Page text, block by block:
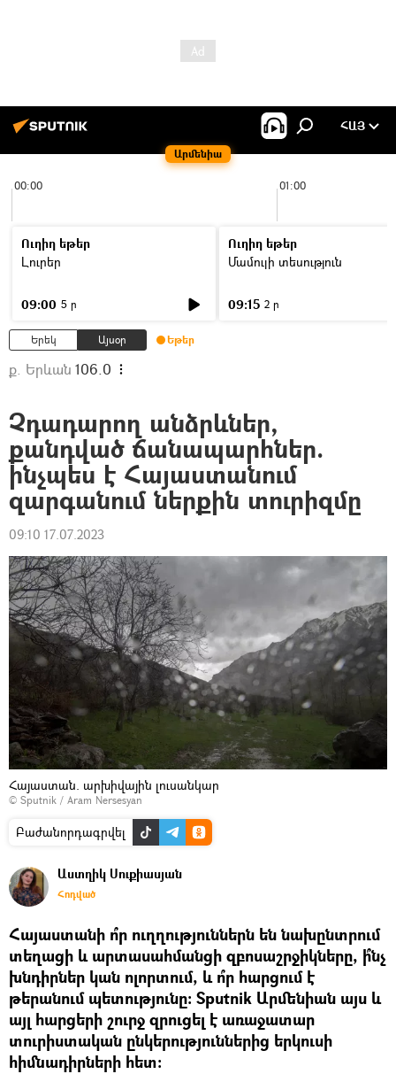
Արմենիա
ՀԱՅ
00:00 01:00
Ուղիղ եթեր
Լուրեր
09:00 5 ր
Ուղիղ եթեր
Մամուլի տեսություն
09:15 2 ր
Երեկ Այսօր Եթեր
ք. Երևան 106.0
Չդադարող անձրևներ,
քանդված ճանապարհներ.
ինչպես է Հայաստանում
զարգանում ներքին տուրիզմը
09:10 17.07.2023
Հայաստան. արխիվային լուսանկար
© Sputnik / Aram Nersesyan
Բաժանորդագրվել
Աստղիկ Սուքիասյան
Հոդված
Հայաստանի ո՞ր ուղղություններն են նախընտրում
տեղացի և արտասահմանցի զբոսաշրջիկները, ի՞նչ
խնդիրներ կան ոլորտում, և ո՞ր հարցում է
թերանում պետությունը։ Sputnik Արմենիան այս և
այլ հարցերի շուրջ զրուցել է առաջատար
տուրիստական ընկերություններից երկուսի
հիմնադիրների հետ։